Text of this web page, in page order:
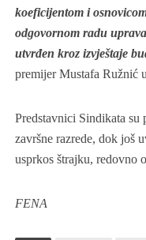
koeficijentom i
odgovornom radu
utvrđen kroz izvještaje
premijer Mustafa Ružnić
Predstavnici Sindikata
završne razrede, dok još
usprkos štrajku, redovno
FENA